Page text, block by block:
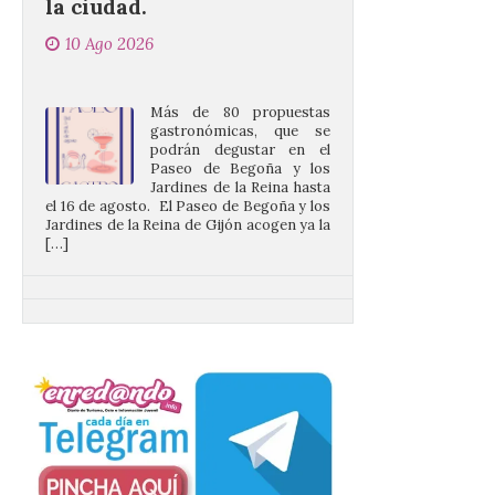
Paseo de Begoña y los
Jardines de la Reina hasta
el 16 de agosto. El Paseo de Begoña y los
Jardines de la Reina de Gijón acogen ya la
[…]
envían la vigésimo
10 Ago 2026
Nueva edición de León
de…viaje. Una iniciativa